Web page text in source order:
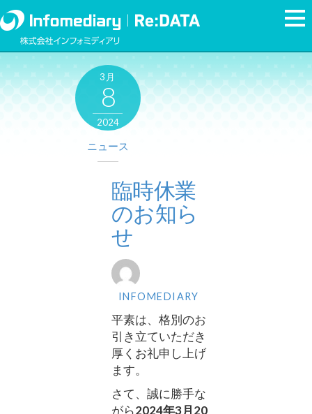
3月
8
2024
ニュース
臨時休業
のお知ら
せ
INFOMEDIARY
平素は、格別のお
引き立ていただき
厚くお礼申し上げ
ます。
さて、誠に勝手な
がら2024年3月20